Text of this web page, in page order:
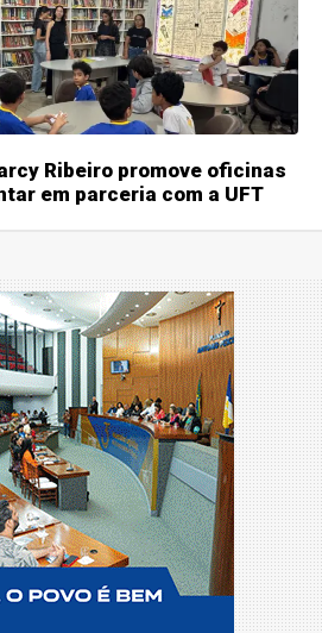
Ribeiro promove oficinas
em parceria com a UFT